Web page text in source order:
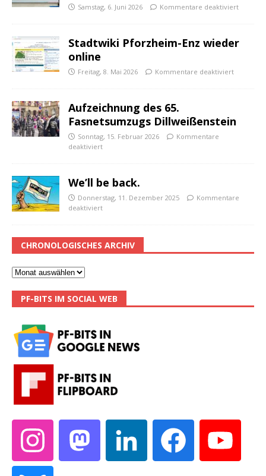
Samstag, 6. Juni 2026 Kommentare deaktiviert
Stadtwiki Pforzheim-Enz wieder
online
Freitag, 8. Mai 2026 Kommentare deaktiviert
Aufzeichnung des 65.
Fasnetsumzugs Dillweißenstein
Sonntag, 15. Februar 2026
Kommentare
deaktiviert
We’ll be back.
Donnerstag, 11. Dezember 2025
Kommentare
deaktiviert
CHRONOLOGISCHES ARCHIV
PF-BITS IM SOCIAL WEB